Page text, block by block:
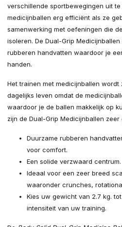
verschillende sportbewegingen uit
medicijnballen erg efficiënt als ze
samenwerking met oefeningen die
isoleren. De Dual-Grip
rubberen handvatten waardoor je
handen.
Het trainen met medicijnballen
dagelijks leven omdat de
waardoor je de ballen makkelijk op
zijn de Dual-Grip Medicijnballen zeer
Duurzame rubberen
voor comfort.
Een solide verzwaard centrum.
Ideaal voor een zeer breed
waaronder crunches,
Kies uw gewicht van 2.7 kg.
intensiteit van uw training.